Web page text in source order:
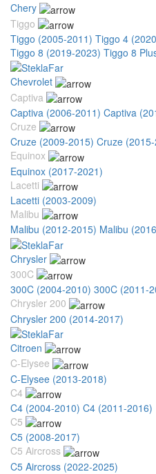
Chery
Tiggo
Tiggo (2005-2011) Tiggo 4
Tiggo 8 (2019-2023) Tiggo 8
Chevrolet
Captiva
Captiva (2006-2011) Captiva
Cruze
Cruze (2009-2015) Cruze
Equinox
Equinox (2017-2021)
Lacetti
Lacetti (2003-2009)
Malibu
Malibu (2012-2015) Malibu
Chrysler
300C
300C (2004-2010) 300C (2011-
Chrysler 200
Chrysler 200 (2014-2017)
Citroen
C-Elysee
C-Elysee (2013-2018)
C4
C4 (2004-2010) C4 (2011-2016)
C5
C5 (2008-2017)
C5 Aircross
C5 Aircross (2022-2025)